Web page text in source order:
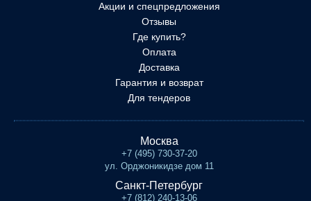
Акции и спецпредложения
Отзывы
Где купить?
Оплата
Доставка
Гарантия и возврат
Для тендеров
Москва
+7 (495) 730-37-20
ул. Орджоникидзе дом 11
Санкт-Петербург
+7 (812) 240-13-06